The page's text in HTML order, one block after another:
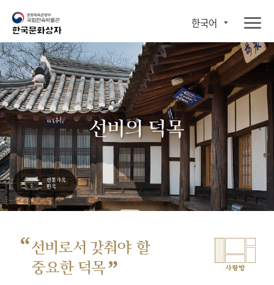
한국어
선비의 덕목
“선비로서 갖춰야 할
중요한 덕목” 사랑방